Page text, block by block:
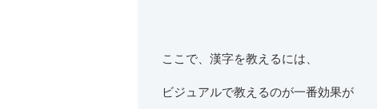
ここで、漢字を教えるには、
ビジュアルで教えるのが一番効果が